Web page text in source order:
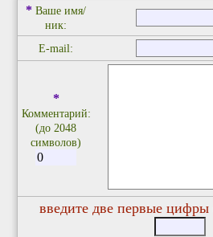
* Ваше имя/
ник:
E-mail:
*
Комментарий:
(до 2048
символов)
введите две первые цифры